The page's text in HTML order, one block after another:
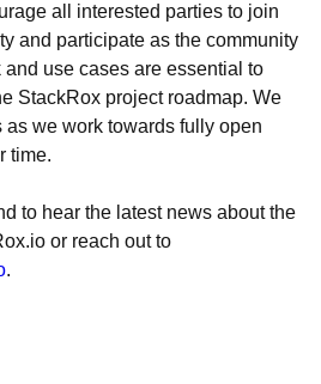
all interested parties to join
and participate as the community
use cases are essential to
StackRox project roadmap. We
we work towards fully open
time.
to hear the latest news about the
or reach out to
.